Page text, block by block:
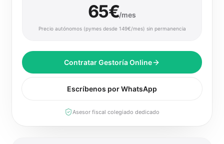
65€/mes
Precio autónomos (pymes desde 149€/mes) sin permanencia
Contratar Gestoría Online
Escríbenos por WhatsApp
Asesor fiscal colegiado dedicado